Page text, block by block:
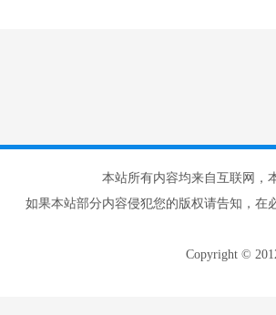
本站所有内容均来自互联网，
如果本站部分内容侵犯您的版权请告知，在
Copyright ©